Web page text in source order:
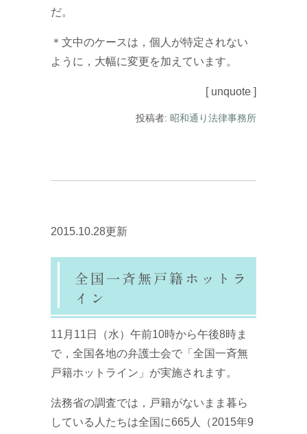
だ。
＊文中のケースは，個人が特定されない
ように，大幅に変更を加えています。
[ unquote ]
投稿者: 昭和通り法律事務所
2015.10.28更新
全国一斉無戸籍ホットラ
イン
11月11日（水）午前10時から午後8時ま
で，全国各地の弁護士会で「全国一斉無
戸籍ホットライン」が実施されます。
法務省の調査では，戸籍がないまま暮ら
している人たちは全国に665人（2015年9